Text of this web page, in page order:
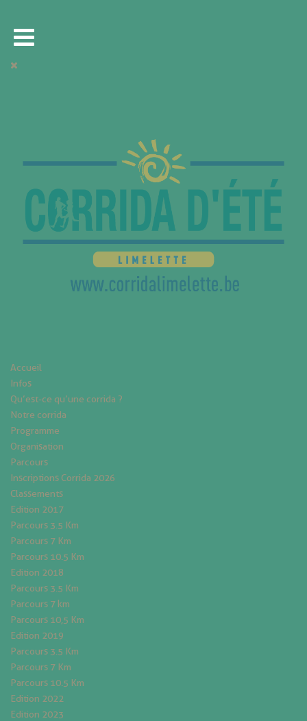
Accueil
Infos
Qu’est-ce qu’une corrida ?
Notre corrida
Programme
Organisation
Parcours
Inscriptions Corrida 2026
Classements
Edition 2017
Parcours 3.5 Km
Parcours 7 Km
Parcours 10.5 Km
Edition 2018
Parcours 3.5 Km
Parcours 7 km
Parcours 10,5 Km
Edition 2019
Parcours 3.5 Km
Parcours 7 Km
Parcours 10.5 Km
Edition 2022
Edition 2023